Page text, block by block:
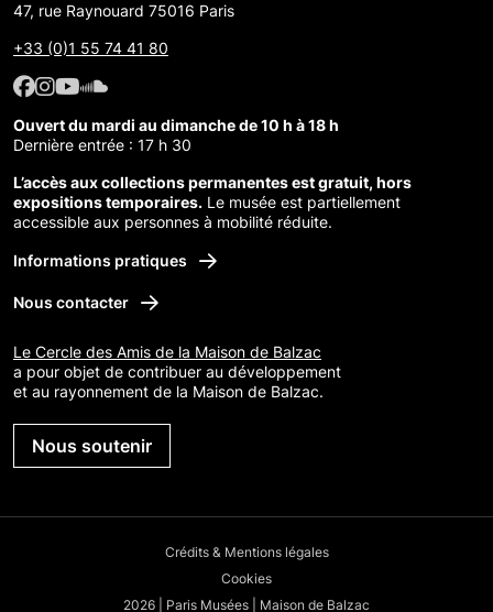
47, rue Raynouard 75016 Paris
+33 (0)1 55 74 41 80
Facebook : Maison de Balzac
Facebook : Maison de Balzac
Youtube : Maison de Balzac
SoundCloud : Maison de Balzac
Ouvert du mardi au dimanche de 10 h à 18 h
Dernière entrée : 17 h 30
L’accès aux collections permanentes est gratuit, hors
expositions temporaires. Le musée est partiellement
accessible aux personnes à mobilité réduite.
Informations pratiques
Nous contacter
Le Cercle des Amis de la Maison de Balzac
a pour objet de contribuer au développement
et au rayonnement de la Maison de Balzac.
Nous soutenir
Crédits & Mentions légales
Cookies
2026 | Paris Musées | Maison de Balzac